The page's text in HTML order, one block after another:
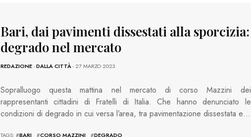
Bari, dai pavimenti dissestati alla sporcizia:
degrado nel mercato
REDAZIONE-DALLA CITTÀ- 27 MARZO 2023
Sopralluogo questa mattina nel mercato di corso Mazzini dei
rappresentanti cittadini di Fratelli di Italia. Che hanno denunciato le
condizioni di degrado in cui versa l’area, tra pavimentazione dissestata e…
TAGS: #BARI #CORSO MAZZINI #DEGRADO